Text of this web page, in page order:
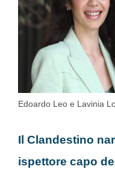
Edoardo Leo e Lavinia
Il Clandestino
ispettore capo